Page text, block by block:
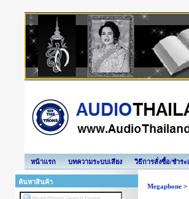
หน้าแรก บทความระบบเสียง วิธีการสั่งซื้อ/ชำระ
ค้นหาสินค้า
Megaphone >